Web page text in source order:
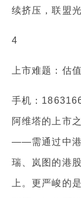
续挤压，联盟
4
上市难题：估
手机：
阿维塔的上市
——需通过中港
瑞、岚图的港
上。更严峻的